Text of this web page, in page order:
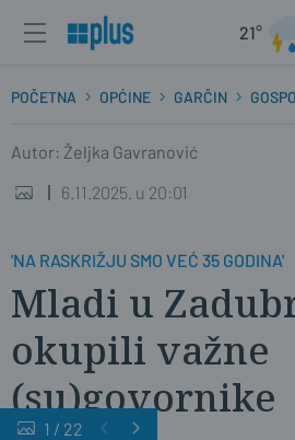
21°
POČETNA OPĆINE GARČIN
Autor: Željka Gavranović
6.11.2025. u 20:01
'NA RASKRIŽJU SMO VEĆ 35 GODINA'
Mladi u
okupili važne
(su)govornike
1 / 22